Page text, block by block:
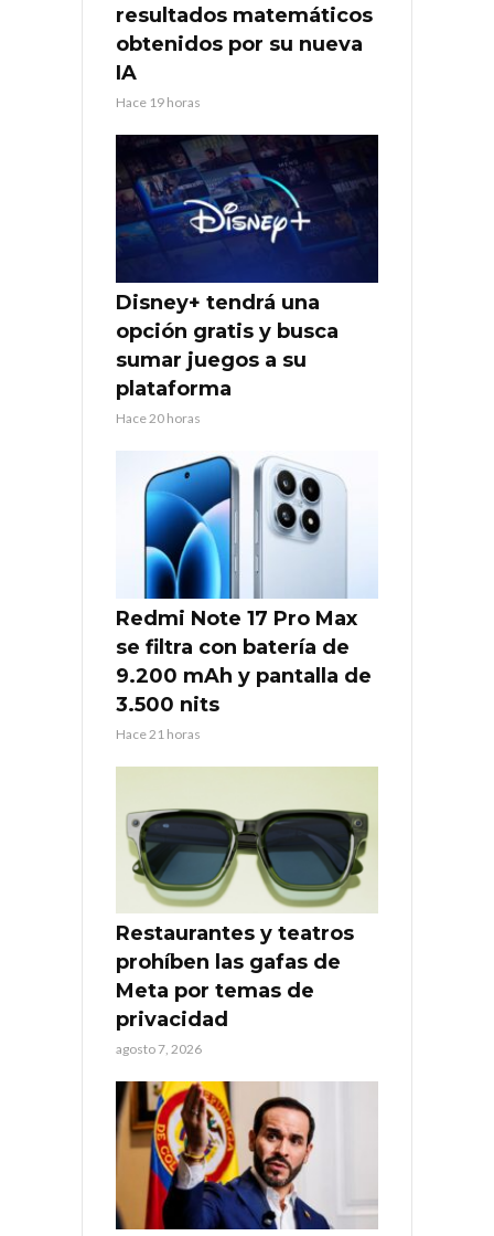
resultados matemáticos
obtenidos por su nueva
IA
Hace 19 horas
Disney+ tendrá una
opción gratis y busca
sumar juegos a su
plataforma
Hace 20 horas
Redmi Note 17 Pro Max
se filtra con batería de
9.200 mAh y pantalla de
3.500 nits
Hace 21 horas
Restaurantes y teatros
prohíben las gafas de
Meta por temas de
privacidad
agosto 7, 2026